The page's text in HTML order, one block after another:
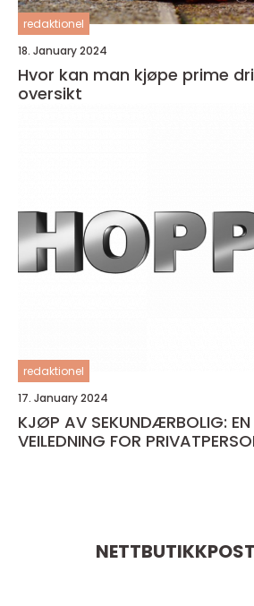
redaktionel
18. January 2024
Hvor kan man kjøpe prime
oversikt
redaktionel
17. January 2024
KJØP AV SEKUNDÆRBOLIG:
VEILEDNING FOR